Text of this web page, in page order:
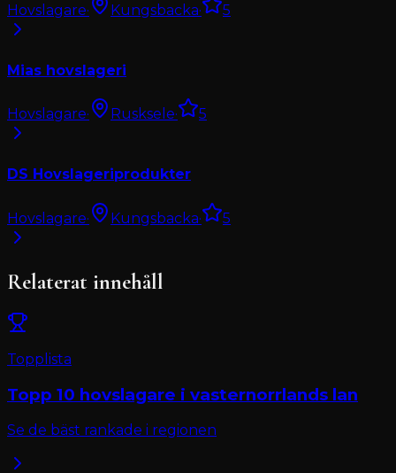
Hovslagare· Kungsbacka· 5
Mias hovslageri
Hovslagare· Rusksele· 5
DS Hovslageriprodukter
Hovslagare· Kungsbacka· 5
Relaterat innehåll
Topplista
Topp 10 hovslagare i vasternorrlands lan
Se de bäst rankade i regionen